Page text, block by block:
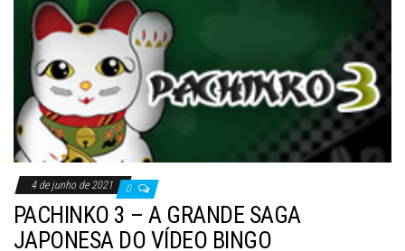
4 de junho de 2021 0
PACHINKO 3 – A GRANDE SAGA
JAPONESA DO VÍDEO BINGO